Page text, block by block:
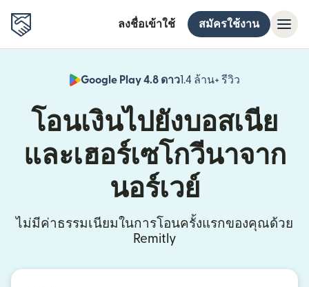
ลงชื่อเข้าใช้ สมัครใช้งาน
Google Play 4.8 ดาว1.4 ล้าน+ รีวิว
(เปิดในหน้าต่
โอนเงินไปยังบอสเนีย
และเฮอร์เซโกวีนาจาก
นอร์เวย์
ไม่มีค่าธรรมเนียมในการโอนครั้งแรกของคุณด้วย
Remitly